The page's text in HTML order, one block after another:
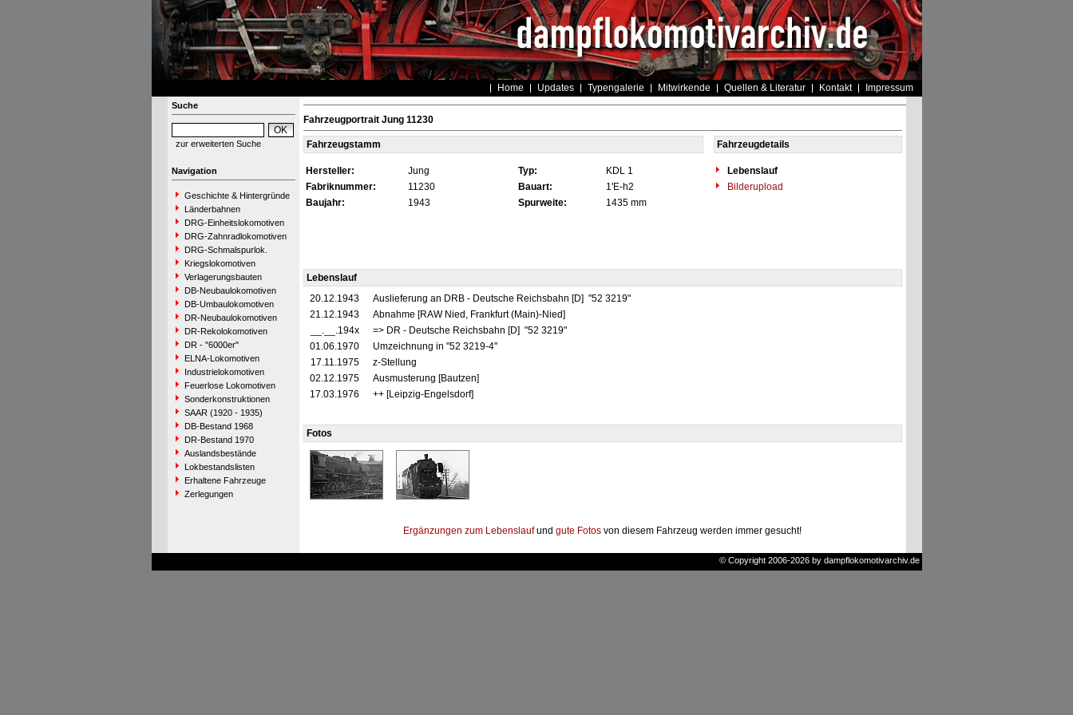
Home Updates Typengalerie Mitwirkende Quellen & Literatur Kontakt Impressum
Suche
zur erweiterten Suche
Navigation
Geschichte & Hintergründe
Länderbahnen
DRG-Einheitslokomotiven
DRG-Zahnradlokomotiven
DRG-Schmalspurlok.
Kriegslokomotiven
Verlagerungsbauten
DB-Neubaulokomotiven
DB-Umbaulokomotiven
DR-Neubaulokomotiven
DR-Rekolokomotiven
DR - "6000er"
ELNA-Lokomotiven
Industrielokomotiven
Feuerlose Lokomotiven
Sonderkonstruktionen
SAAR (1920 - 1935)
DB-Bestand 1968
DR-Bestand 1970
Auslandsbestände
Lokbestandslisten
Erhaltene Fahrzeuge
Zerlegungen
Fahrzeugportrait Jung 11230
Fahrzeugstamm Fahrzeugdetails
Hersteller: Jung Typ: KDL 1
Lebenslauf
Fabriknummer:
11230 Bauart: 1'E-h2
Bilderupload
Baujahr:
1943 Spurweite: 1435 mm
Lebenslauf
20.12.1943
Auslieferung an DRB - Deutsche Reichsbahn [D] "52 3219"
21.12.1943
Abnahme [RAW Nied, Frankfurt (Main)-Nied]
__.__.194x
=> DR - Deutsche Reichsbahn [D] "52 3219"
01.06.1970
Umzeichnung in "52 3219-4"
17.11.1975
z-Stellung
02.12.1975
Ausmusterung [Bautzen]
17.03.1976
++ [Leipzig-Engelsdorf]
Fotos
Ergänzungen zum Lebenslaufund gute Fotos von diesem Fahrzeug werden immer gesucht!
© Copyright 2006-2026 by dampflokomotivarchiv.de